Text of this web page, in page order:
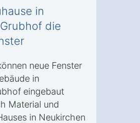
in
die
neue Fenster
in
eingebaut
Material und
in Neukirchen